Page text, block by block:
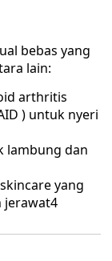
bebas yang
lain:
arthritis
) untuk nyeri
lambung dan
yang
jerawat4